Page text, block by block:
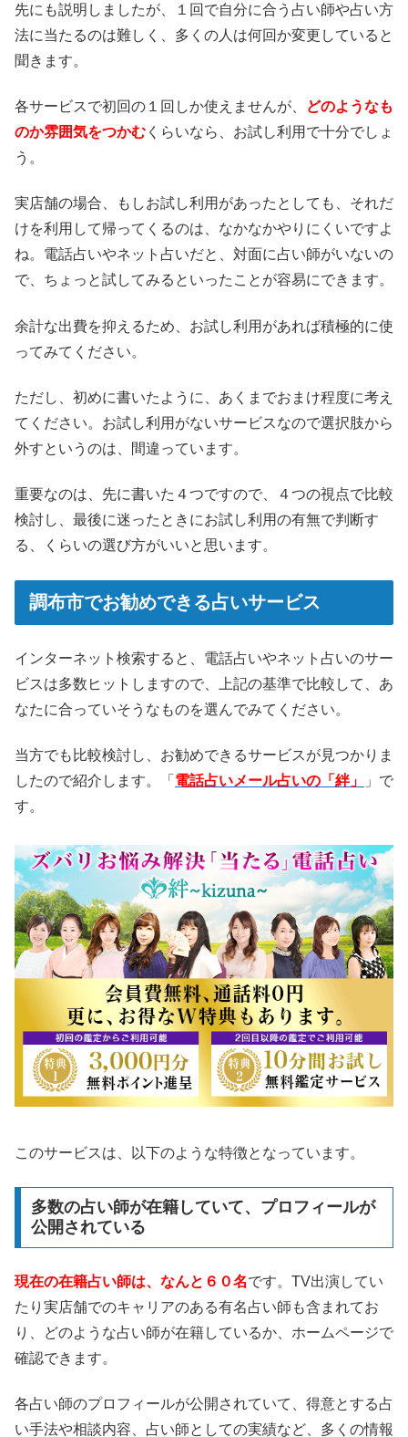
先にも説明しましたが、１回で自分に合う占い師や占い方
法に当たるのは難しく、多くの人は何回か変更していると
聞きます。
各サービスで初回の１回しか使えませんが、
どのようなも
のか雰囲気をつかむ くらいなら、お試し利用で十分でしょ
う。
実店舗の場合、もしお試し利用があったとしても、それだ
けを利用して帰ってくるのは、なかなかやりにくいですよ
ね。電話占いやネット占いだと、対面に占い師がいないの
で、ちょっと試してみるといったことが容易にできます。
余計な出費を抑えるため、お試し利用があれば積極的に使
ってみてください。
ただし、初めに書いたように、あくまでおまけ程度に考え
てください。お試し利用がないサービスなので選択肢から
外すというのは、間違っています。
重要なのは、先に書いた４つですので、４つの視点で比較
検討し、最後に迷ったときにお試し利用の有無で判断す
る、くらいの選び方がいいと思います。
調布市でお勧めできる占いサービス
インターネット検索すると、電話占いやネット占いのサー
ビスは多数ヒットしますので、上記の基準で比較して、あ
なたに合っていそうなものを選んでみてください。
当方でも比較検討し、お勧めできるサービスが見つかりま
したので紹介します。「 電話占いメール占いの「絆」
」で
す。
このサービスは、以下のような特徴となっています。
多数の占い師が在籍していて、プロフィールが
公開されている
現在の在籍占い師は、なんと６０名です。TV出演してい
たり実店舗でのキャリアのある有名占い師も含まれてお
り、どのような占い師が在籍しているか、ホームページで
確認できます。
各占い師のプロフィールが公開されていて、得意とする占
い手法や相談内容、占い師としての実績など、多くの情報